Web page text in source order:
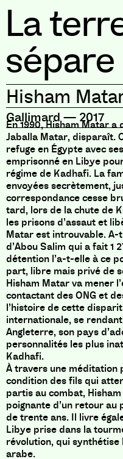
La
sépare
Hisham
Gallimard — 2017
En 1990, Hisham Matar
Jaballa Matar, disparaît.
refuge en Égypte avec
emprisonné en Libye
régime de Kadhafi. La
envoyées secrètement,
correspondance cesse
tard, lors de la chute de
les prisons d’assaut et
Matar est introuvable.
d’Abou Salim qui a fait 1
détention l’a-t-elle à ce
part, libre mais privé de
Hisham Matar va mener
contactant des ONG et
l’histoire de cette
internationale, se
Angleterre, son pays
personnalités les plus
Kadhafi.
À travers une méditation
condition des fils qui
partis au combat,
poignante d’un retour au
de trente ans. Il livre
Libye prise dans la
révolution, qui
arabe.